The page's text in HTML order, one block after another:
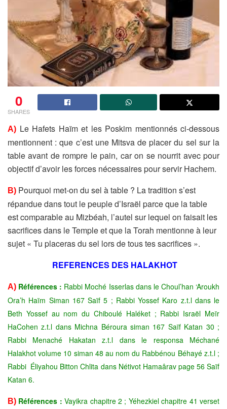
0
SHARES
A) Le Hafets Haïm et les Poskim mentionnés ci-dessous
mentionnent : que c’est une Mitsva de placer du sel sur la
tableavant de rompre le pain, car on se nourrit avec pour
objectifd’avoir les forces nécessaires pour servir Hachem.
B) Pourquoi met-on du sel à table ? La tradition s’est
répanduedans tout le peuple d’Israël parce que la table
est comparableau Mizbéah, l’autel sur lequel on faisait les
sacrifices dans leTemple et que la Torah mentionne à leur
sujet « Tu placeras du sel lors de tous tes sacrifices ».
REFERENCES DES HALAKHOT
A) Références : Rabbi Moché Isserlas dans le Choul’han ‘Aroukh
Ora’h Haïm Siman 167 Saïf 5 ; Rabbi Yossef Karo z.t.l dans le
Beth Yossef au nom du Chiboulé Haléket ; Rabbi Israël Meïr
HaCohen z.t.l dans Michna Béroura siman 167 Saïf Katan 30 ;
Rabbi Menaché Hakatan z.t.l dans le responsa Méchané
Halakhotvolume 10 siman 48 au nom du Rabbénou Béhayé z.t.l ;
Rabbi Éliyahou Bitton Chlita dans Nétivot Hamaârav page 56 Saïf
Katan 6.
B) Références : Vayikra chapitre 2 ; Yéhezkiel chapitre 41 verset